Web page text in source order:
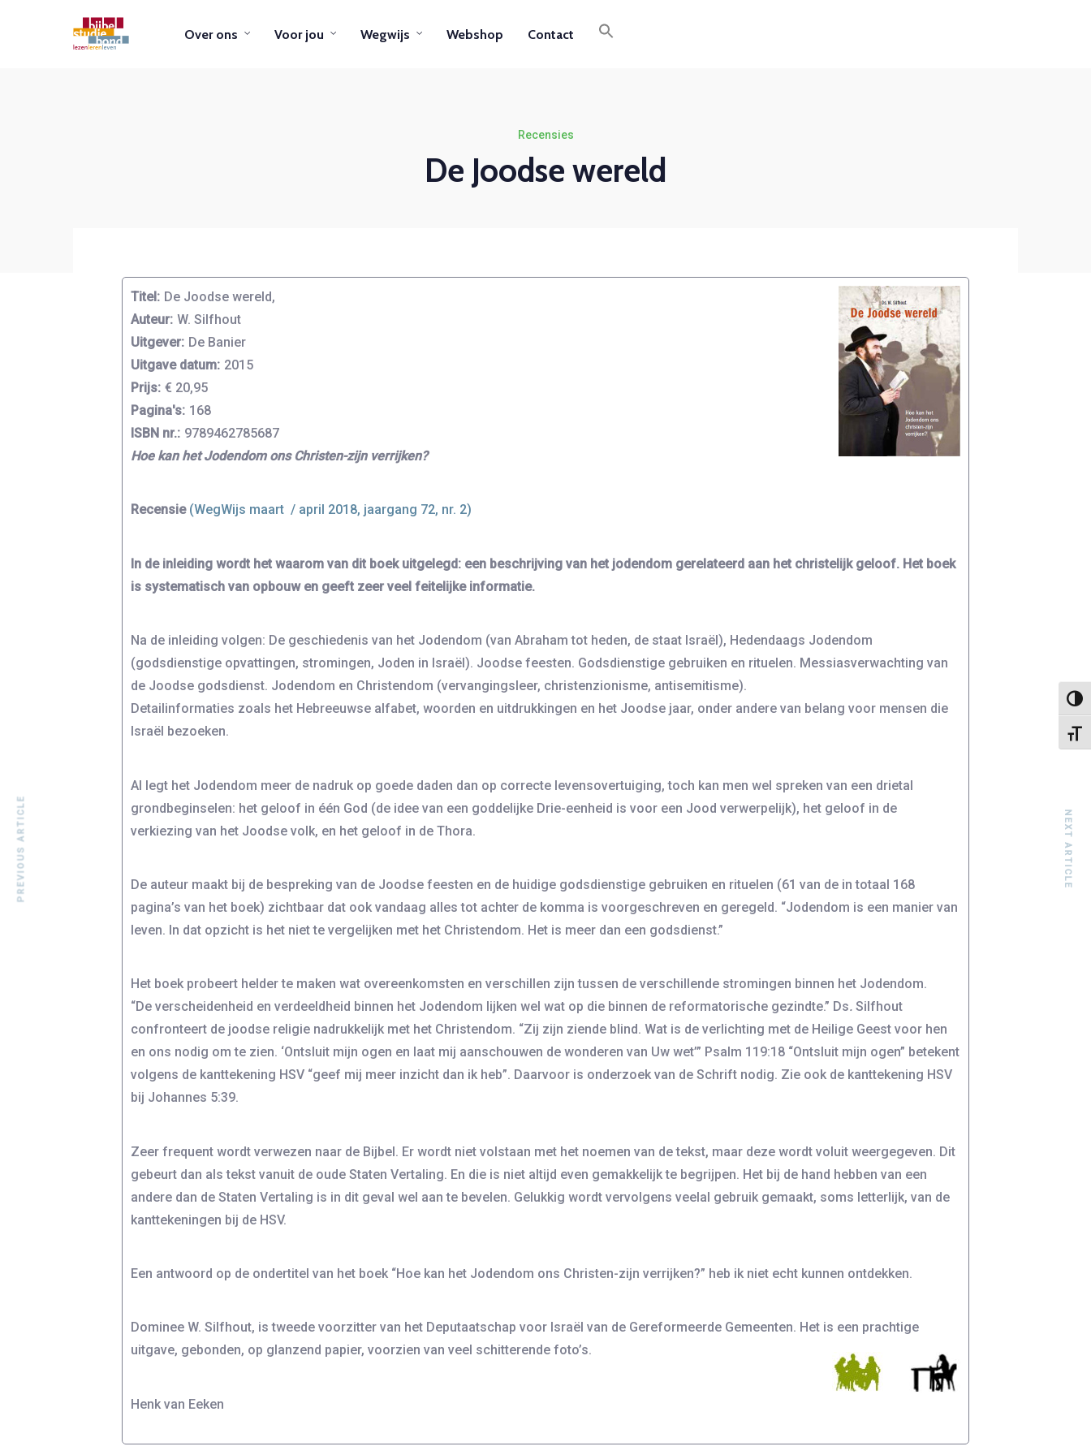
Over ons Voor jou Wegwijs Webshop Contact
Recensies
De Joodse wereld
Titel: De Joodse wereld,
Auteur: W. Silfhout
Uitgever: De Banier
Uitgave datum: 2015
Prijs: € 20,95
Pagina's: 168
ISBN nr.: 9789462785687
Hoe kan het Jodendom ons Christen-zijn verrijken?
Recensie (WegWijs maart / april 2018, jaargang 72, nr. 2)
In de inleiding wordt het waarom van dit boek uitgelegd: een beschrijving van het jodendom gerelateerd aan het christelijk geloof. Het boek
is systematisch van opbouw en geeft zeer veel feitelijke informatie.
Na de inleiding volgen: De geschiedenis van het Jodendom (van Abraham tot heden, de staat Israël), Hedendaags Jodendom
(godsdienstige opvattingen, stromingen, Joden in Israël). Joodse feesten. Godsdienstige gebruiken en rituelen. Messiasverwachting van
de Joodse godsdienst. Jodendom en Christendom (vervangingsleer, christenzionisme, antisemitisme).
Detailinformaties zoals het Hebreeuwse alfabet, woorden en uitdrukkingen en het Joodse jaar, onder andere van belang voor mensen die
Israël bezoeken.
Al legt het Jodendom meer de nadruk op goede daden dan op correcte levensovertuiging, toch kan men wel spreken van een drietal
grondbeginselen: het geloof in één God (de idee van een goddelijke Drie-eenheid is voor een Jood verwerpelijk), het geloof in de
verkiezing van het Joodse volk, en het geloof in de Thora.
De auteur maakt bij de bespreking van de Joodse feesten en de huidige godsdienstige gebruiken en rituelen (61 van de in totaal 168
pagina’s van het boek) zichtbaar dat ook vandaag alles tot achter de komma is voorgeschreven en geregeld. “Jodendom is een manier van
leven. In dat opzicht is het niet te vergelijken met het Christendom. Het is meer dan een godsdienst.”
Het boek probeert helder te maken wat overeenkomsten en verschillen zijn tussen de verschillende stromingen binnen het Jodendom.
“De verscheidenheid en verdeeldheid binnen het Jodendom lijken wel wat op die binnen de reformatorische gezindte.” Ds. Silfhout
confronteert de joodse religie nadrukkelijk met het Christendom. “Zij zijn ziende blind. Wat is de verlichting met de Heilige Geest voor hen
en ons nodig om te zien. ‘Ontsluit mijn ogen en laat mij aanschouwen de wonderen van Uw wet’” Psalm 119:18 “Ontsluit mijn ogen” betekent
volgens de kanttekening HSV “geef mij meer inzicht dan ik heb”. Daarvoor is onderzoek van de Schrift nodig. Zie ook de kanttekening HSV
bij Johannes 5:39.
Zeer frequent wordt verwezen naar de Bijbel. Er wordt niet volstaan met het noemen van de tekst, maar deze wordt voluit weergegeven. Dit
gebeurt dan als tekst vanuit de oude Staten Vertaling. En die is niet altijd even gemakkelijk te begrijpen. Het bij de hand hebben van een
andere dan de Staten Vertaling is in dit geval wel aan te bevelen. Gelukkig wordt vervolgens veelal gebruik gemaakt, soms letterlijk, van de
kanttekeningen bij de HSV.
Een antwoord op de ondertitel van het boek “Hoe kan het Jodendom ons Christen-zijn verrijken?” heb ik niet echt kunnen ontdekken.
Dominee W. Silfhout, is tweede voorzitter van het Deputaatschap voor Israël van de Gereformeerde Gemeenten. Het is een prachtige
uitgave, gebonden, op glanzend papier, voorzien van veel schitterende foto’s.
Henk van Eeken
PREVIOUS ARTICLE NEXT ARTICLE